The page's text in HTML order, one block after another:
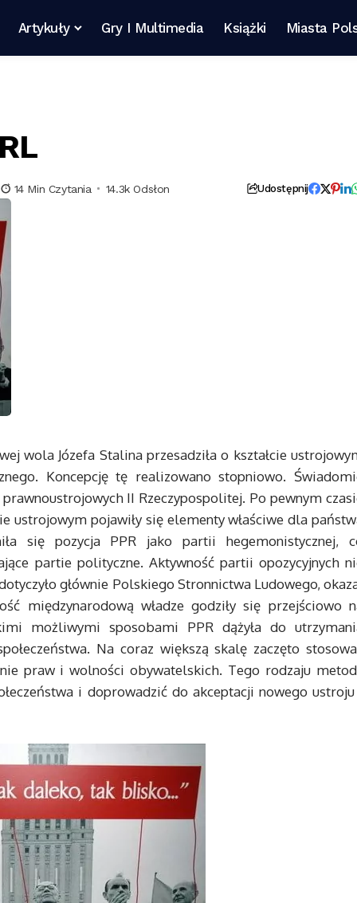
Artykuły Gry I Multimedia Książki Miasta
14 Min Czytania 14.3k Odsłon Udostępnij
wola Józefa Stalina przesadziła o kształcie
Koncepcję tę realizowano stopniowo.
II Rzeczypospolitej. Po pewnym
ustrojowym pojawiły się elementy właściwe dla
się pozycja PPR jako partii hegemonistycznej,
partie polityczne. Aktywność partii opozycyjnych
głównie Polskiego Stronnictwa Ludowego,
międzynarodową władze godziły się przejściowo
możliwymi sposobami PPR dążyła do
Na coraz większą skalę zaczęto
praw i wolności obywatelskich. Tego rodzaju
i doprowadzić do akceptacji nowego